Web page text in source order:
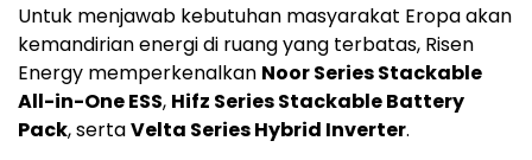
Untuk menjawab kebutuhan masyarakat Eropa akan
kemandirian energi di ruang yang terbatas, Risen
Energy memperkenalkan Noor Series Stackable
All-in-One ESS, Hifz Series Stackable Battery
Pack, sertaVelta Series Hybrid Inverter.